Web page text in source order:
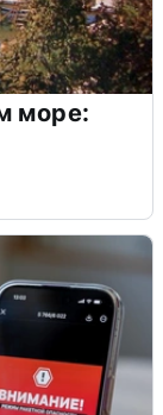
море: